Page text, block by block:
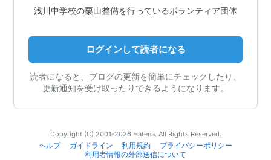
浅川中学校の栗山整備を行っているボランティア団体
ログインして読者になる
読者になると、ブログの更新を簡単にチェックしたり、
更新通知を受け取ったりできるようになります。
Copyright (C) 2001-2026 Hatena. All Rights Reserved.
ヘルプ
ガイドライン 利用規約
プライバシーポリシー
利用者情報の外部送信について